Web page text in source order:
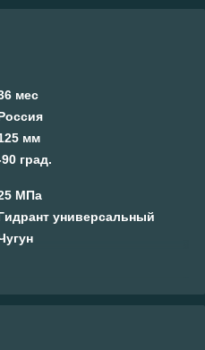
мес
мм
град.
МПа
универсальный